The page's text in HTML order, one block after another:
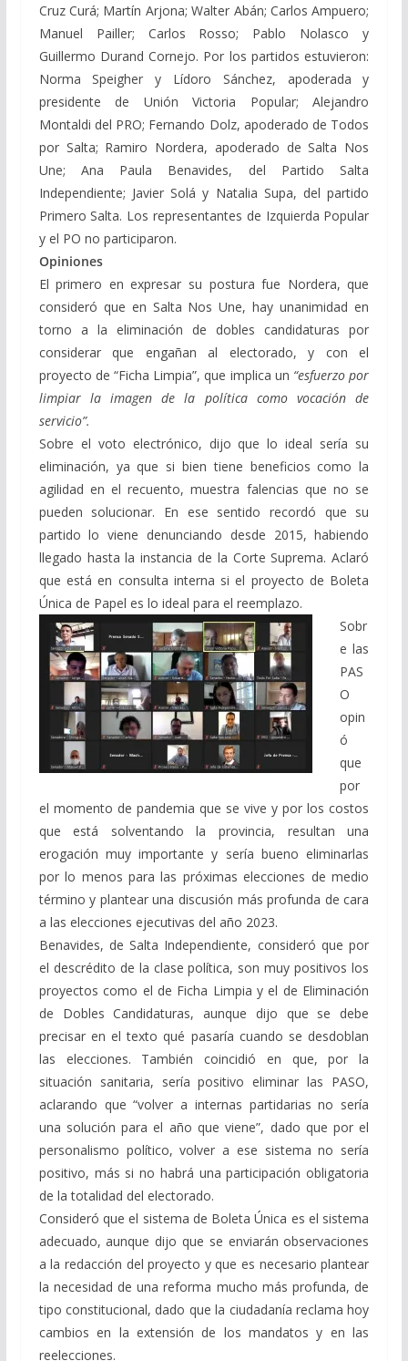
Cruz Curá; Martín Arjona; Walter Abán; Carlos Ampuero;
Manuel Pailler; Carlos Rosso; Pablo Nolasco y
Guillermo Durand Cornejo. Por los partidos estuvieron:
Norma Speigher y Lídoro Sánchez, apoderada y
presidente de Unión Victoria Popular; Alejandro
Montaldi del PRO; Fernando Dolz, apoderado de Todos
por Salta; Ramiro Nordera, apoderado de Salta Nos
Une; Ana Paula Benavides, del Partido Salta
Independiente; Javier Solá y Natalia Supa, del partido
Primero Salta. Los representantes de Izquierda Popular
y el PO no participaron.
Opiniones
El primero en expresar su postura fue Nordera, que
consideró que en Salta Nos Une, hay unanimidad en
torno a la eliminación de dobles candidaturas por
considerar que engañan al electorado, y con el
proyecto de “Ficha Limpia”, que implica un “esfuerzo por
limpiar la imagen de la política como vocación de
servicio”.
Sobre el voto electrónico, dijo que lo ideal sería su
eliminación, ya que si bien tiene beneficios como la
agilidad en el recuento, muestra falencias que no se
pueden solucionar. En ese sentido recordó que su
partido lo viene denunciando desde 2015, habiendo
llegado hasta la instancia de la Corte Suprema. Aclaró
que está en consulta interna si el proyecto de Boleta
Única de Papel es lo ideal para el reemplazo.
Sobr
e las
PAS
O
opin
ó
que
por
el momento de pandemia que se vive y por los costos
que está solventando la provincia, resultan una
erogación muy importante y sería bueno eliminarlas
por lo menos para las próximas elecciones de medio
término y plantear una discusión más profunda de cara
a las elecciones ejecutivas del año 2023.
Benavides, de Salta Independiente, consideró que por
el descrédito de la clase política, son muy positivos los
proyectos como el de Ficha Limpia y el de Eliminación
de Dobles Candidaturas, aunque dijo que se debe
precisar en el texto qué pasaría cuando se desdoblan
las elecciones. También coincidió en que, por la
situación sanitaria, sería positivo eliminar las PASO,
aclarando que “volver a internas partidarias no sería
una solución para el año que viene”, dado que por el
personalismo político, volver a ese sistema no sería
positivo, más si no habrá una participación obligatoria
de la totalidad del electorado.
Consideró que el sistema de Boleta Única es el sistema
adecuado, aunque dijo que se enviarán observaciones
a la redacción del proyecto y que es necesario plantear
la necesidad de una reforma mucho más profunda, de
tipo constitucional, dado que la ciudadanía reclama hoy
cambios en la extensión de los mandatos y en las
reelecciones.